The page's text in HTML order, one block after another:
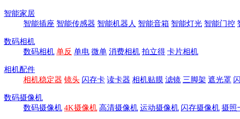
智能家居
智能插座 智能传感器 智能机器人 智能音箱 智能灯光 智能门控
数码相机
数码相机 单反 单电 微单 消费相机 拍立得 卡片相机
相机配件
相机稳定器 镜头 闪存卡 读卡器 相机贴膜 滤镜 三脚架 遮光罩
数码摄像机
数码摄像机 4K摄像机 高清摄像机 运动摄像机 闪存摄像机 摄照